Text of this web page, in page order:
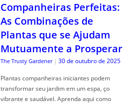
Companheiras Perfeitas:
As Combinações de
Plantas que se Ajudam
Mutuamente a Prosperar
The Trusty Gardener | 30 de outubro de 2025
Plantas companheiras iniciantes podem
transformar seu jardim em um espa, ço
vibrante e saudável. Aprenda aqui como